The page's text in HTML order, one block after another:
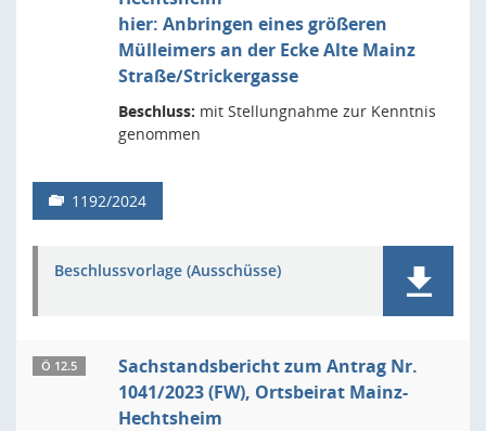
hier: Anbringen eines größeren
Mülleimers an der Ecke Alte Mainz
Straße/Strickergasse
Beschluss: mit Stellungnahme zur Kenntnis
genommen
1192/2024
Beschlussvorlage (Ausschüsse)
Ö 12.5
Sachstandsbericht zum Antrag Nr.
1041/2023 (FW), Ortsbeirat Mainz-
Hechtsheim